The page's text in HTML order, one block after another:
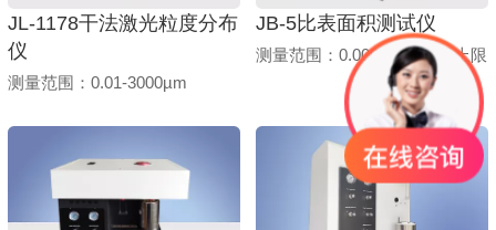
JL-1178干法激光粒度分布
仪
测量范围：0.01-3000µm
JB-5比表面积测试仪
测量范围：0.0005m²/g～无上限